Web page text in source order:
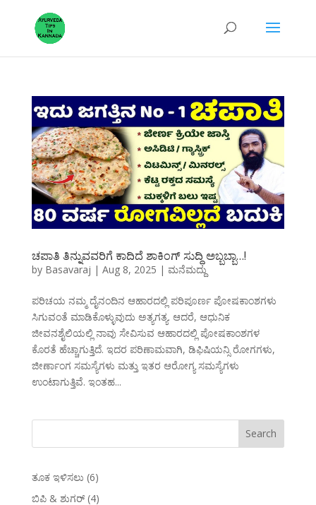
ಚಪಾತಿ ತಿನ್ನುವವರಿಗೆ ಕಾದಿದೆ ಶಾಕಿಂಗ್ ಸುದ್ಧಿ ಅಬ್ಬಬ್ಬಾ…!
by Basavaraj | Aug 8, 2025 | ಮನೆಮದ್ದು
ಪರಿಚಯ ನಮ್ಮ ದೈನಂದಿನ ಆಹಾರದಲ್ಲಿ ಪರಿಪೂರ್ಣ ಪೋಷಕಾಂಶಗಳು
ಸಿಗುವಂತೆ ಮಾಡಿಕೊಳ್ಳುವುದು ಅತ್ಯಗತ್ಯ. ಆದರೆ, ಆಧುನಿಕ
ಜೀವನಶೈಲಿಯಲ್ಲಿ ನಾವು ಸೇವಿಸುವ ಆಹಾರದಲ್ಲಿ ಪೋಷಕಾಂಶಗಳ
ಕೊರತೆ ಹೆಚ್ಚಾಗುತ್ತಿದೆ. ಇದರ ಪರಿಣಾಮವಾಗಿ, ಡಿಫಿಷಿಯನ್ಸಿ ರೋಗಗಳು,
ಜೀರ್ಣಾಂಗ ಸಮಸ್ಯೆಗಳು ಮತ್ತು ಇತರ ಆರೋಗ್ಯ ಸಮಸ್ಯೆಗಳು
ಉಂಟಾಗುತ್ತಿವೆ. ಇಂತಹ...
ತೂಕ ಇಳಿಸಲು (6)
ಬಿಪಿ & ಶುಗರ್(4)